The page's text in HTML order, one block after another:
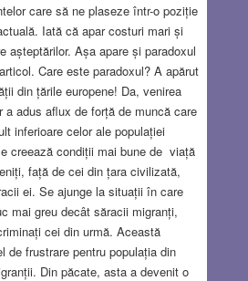
care să ne plaseze într-o poziție
Iată că apar costuri mari și
așteptărilor. Așa apare și paradoxul
Care este paradoxul? A apărut
din țările europene! Da, venirea
a adus aflux de forță de muncă care
inferioare celor ale populației
creează condiții mai bune de viață
față de cei din țara civilizată,
ei. Se ajunge la situații în care
mai greu decât săracii migranți,
cei din urmă. Această
de frustrare pentru populația din
Din păcate, asta a devenit o